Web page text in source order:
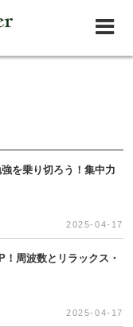
を乗り切ろう！集中力
2025-04-17
周波数とリラックス・
2025-04-17